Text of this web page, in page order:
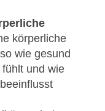
körperliche
wie gesund
und wie